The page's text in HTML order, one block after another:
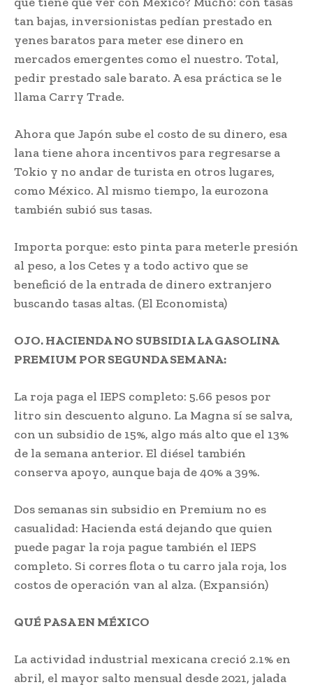
tan bajas, inversionistas pedían prestado en
yenes baratos para meter ese dinero en
mercados emergentes como el nuestro. Total,
pedir prestado sale barato. A esa práctica se le
llama Carry Trade.
Ahora que Japón sube el costo de su dinero, esa
lana tiene ahora incentivos para regresarse a
Tokio y no andar de turista en otros lugares,
como México. Al mismo tiempo, la eurozona
también subió sus tasas.
Importa porque: esto pinta para meterle presión
al peso, a los Cetes y a todo activo que se
benefició de la entrada de dinero extranjero
buscando tasas altas. (El Economista)
OJO. HACIENDA NO SUBSIDIA LA GASOLINA
PREMIUM POR SEGUNDA SEMANA:
La roja paga el IEPS completo: 5.66 pesos por
litro sin descuento alguno. La Magna sí se salva,
con un subsidio de 15%, algo más alto que el 13%
de la semana anterior. El diésel también
conserva apoyo, aunque baja de 40% a 39%.
Dos semanas sin subsidio en Premium no es
casualidad: Hacienda está dejando que quien
puede pagar la roja pague también el IEPS
completo. Si corres flota o tu carro jala roja, los
costos de operación van al alza. (Expansión)
QUÉ PASA EN MÉXICO
La actividad industrial mexicana creció 2.1% en
abril, el mayor salto mensual desde 2021, jalada